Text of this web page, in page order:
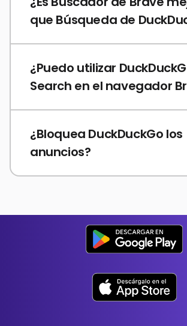
que Búsqueda de
¿Puedo utilizar
Search en el navegador
¿Bloquea DuckDuckGo los
anuncios?